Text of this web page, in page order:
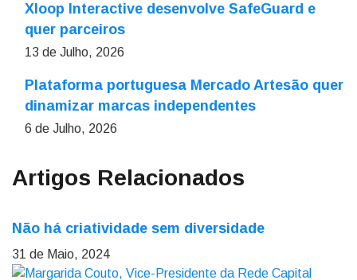
Xloop Interactive desenvolve SafeGuard e
quer parceiros
13 de Julho, 2026
Plataforma portuguesa Mercado Artesão quer
dinamizar marcas independentes
6 de Julho, 2026
Artigos Relacionados
Não há criatividade sem diversidade
31 de Maio, 2024